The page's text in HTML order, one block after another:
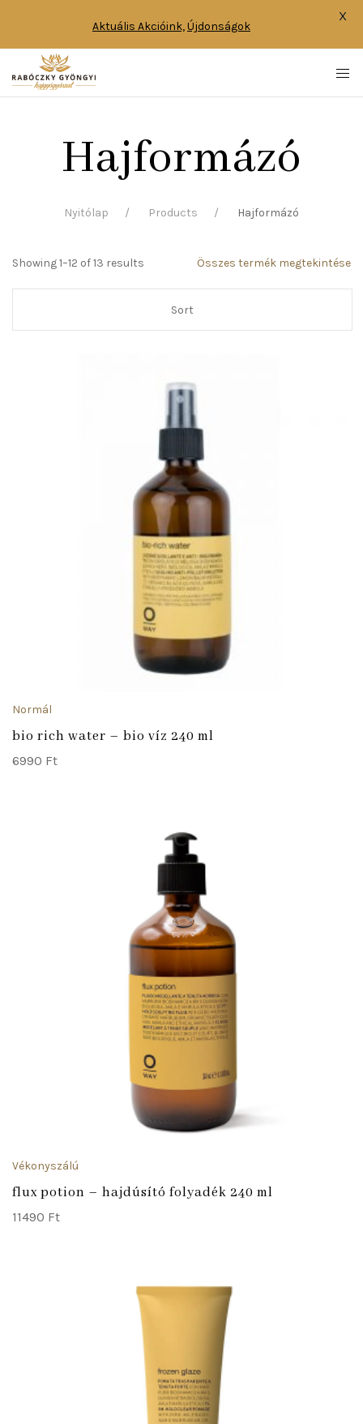
Hajformázó
Nyitólap Products Hajformázó
Showing 1–12 of 13 results Összes termék megtekintése
Normál
bio rich water – bio víz 240 ml
6990 Ft
Vékonyszálú
flux potion – hajdúsító folyadék 240 ml
11490 Ft
Aktuális Akcióink,Újdonságok
X